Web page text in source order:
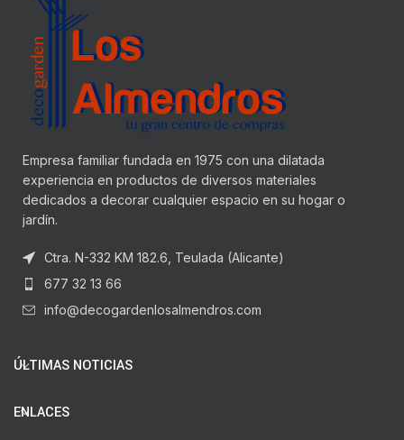
Empresa familiar fundada en 1975 con una dilatada
experiencia en productos de diversos materiales
dedicados a decorar cualquier espacio en su hogar o
jardín.
Ctra. N-332 KM 182.6, Teulada (Alicante)
677 32 13 66
info@decogardenlosalmendros.com
ÚLTIMAS NOTICIAS
ENLACES